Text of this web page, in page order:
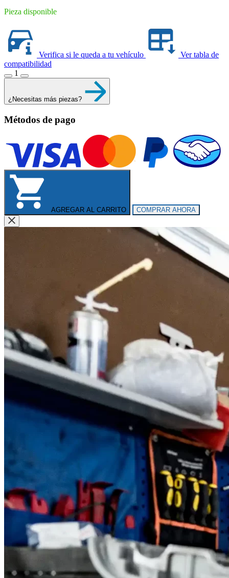
Pieza disponible
Verifica si le queda a tu vehículo
Ver tabla de
compatibilidad
1
¿Necesitas más piezas?
Métodos de pago
AGREGAR AL CARRITO COMPRAR AHORA